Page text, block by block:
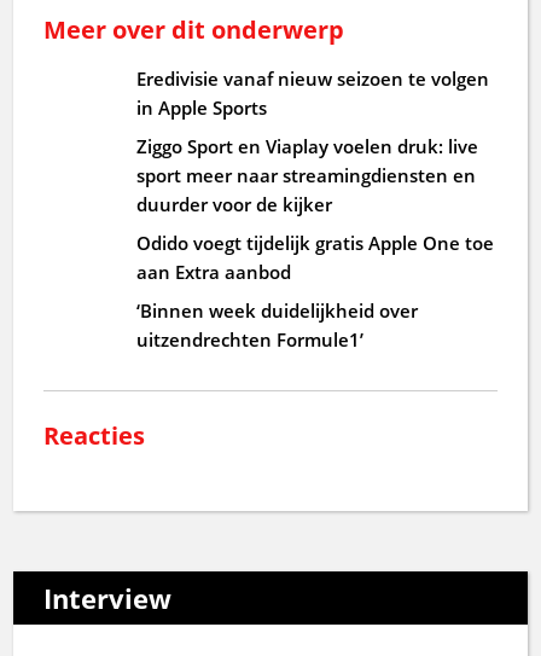
Meer over dit onderwerp
Eredivisie vanaf nieuw seizoen te volgen
in Apple Sports
Ziggo Sport en Viaplay voelen druk: live
sport meer naar streamingdiensten en
duurder voor de kijker
Odido voegt tijdelijk gratis Apple One toe
aan Extra aanbod
‘Binnen week duidelijkheid over
uitzendrechten Formule1’
Reacties
Interview